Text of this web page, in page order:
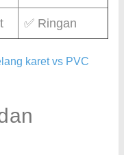
✅ Ringan
karet vs PVC